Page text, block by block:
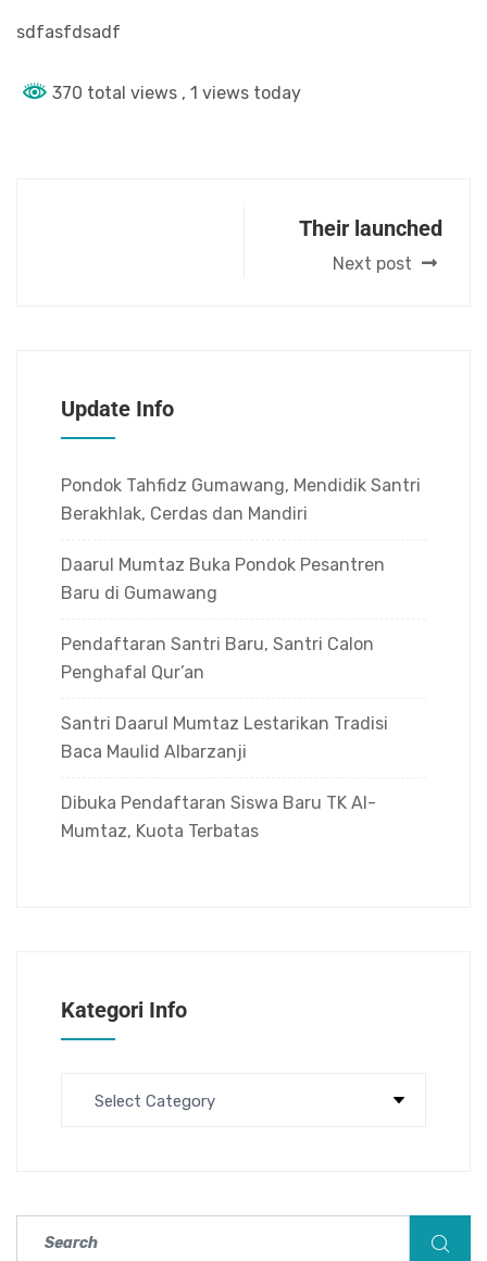
sdfasfdsadf
370 total views , 1 views today
Their launched
Next post
Update Info
Pondok Tahfidz Gumawang, Mendidik Santri
Berakhlak, Cerdas dan Mandiri
Daarul Mumtaz Buka Pondok Pesantren
Baru di Gumawang
Pendaftaran Santri Baru, Santri Calon
Penghafal Qur’an
Santri Daarul Mumtaz Lestarikan Tradisi
Baca Maulid Albarzanji
Dibuka Pendaftaran Siswa Baru TK Al-
Mumtaz, Kuota Terbatas
Kategori Info